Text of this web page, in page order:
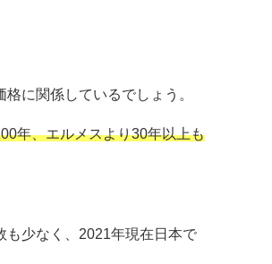
に関係しているでしょう。
年、エルメスより30年以上も
も少なく、2021年現在日本で